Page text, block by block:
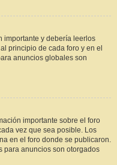
importante y debería leerlos
principio de cada foro y en el
anuncios globales son
importante sobre el foro
vez que sea posible. Los
en el foro donde se publicaron.
para anuncios son otorgados